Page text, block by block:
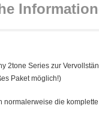
2tone Series zur
Paket möglich!)
normalerweise die